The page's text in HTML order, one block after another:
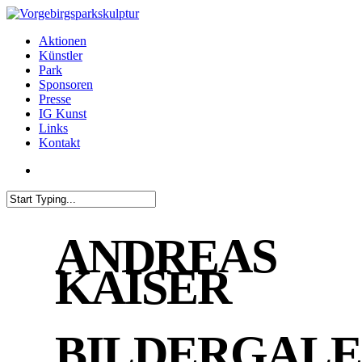
Skip
main
content
search
Menu
Aktionen
Künstler
Park
Sponsoren
Presse
IG Kunst
Links
Kontakt
ANDREAS
KAISER